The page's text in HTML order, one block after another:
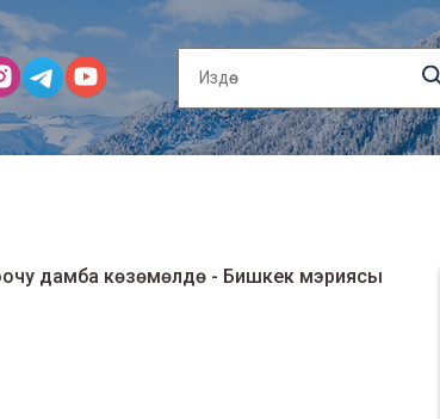
дамба көзөмөлдө - Бишкек мэриясы